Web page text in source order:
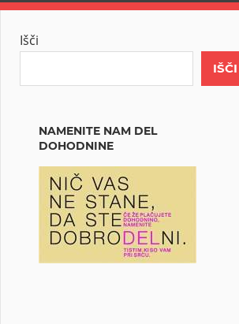
Išči
IŠČI
NAMENITE NAM DEL
DOHODNINE